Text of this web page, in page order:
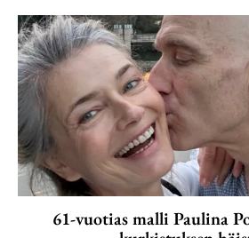
61-vuotias malli Paulina